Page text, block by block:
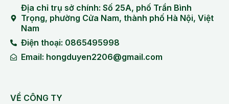
Địa chỉ trụ sở chính: Số 25A, phố Trần Bình
Trọng, phường Cửa Nam, thành phố Hà Nội, Việt
Nam
Điện thoại: 0865495998
Email: hongduyen2206@gmail.com
VỀ CÔNG TY